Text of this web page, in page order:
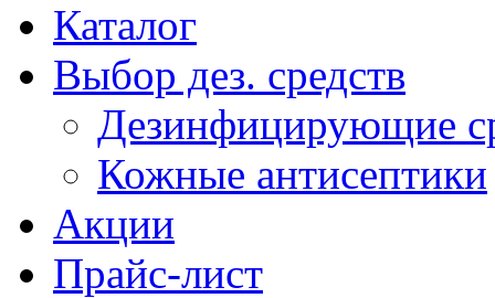
Каталог
Выбор дез. средств
Дезинфицирующие
Кожные антисептики
Акции
Прайс-лист